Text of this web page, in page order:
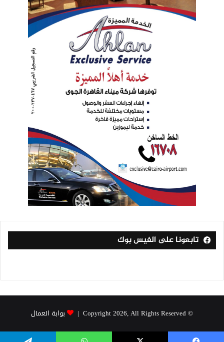
تابعونا على الفيس بوك
© Copyright 2026, All Rights Reserved | بوابة العمال